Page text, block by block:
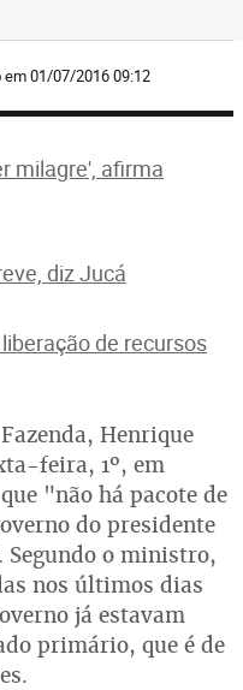
01/07/2016 09:12
milagre', afirma
diz Jucá
de recursos
Henrique
feira, 1º, em
"não há pacote de
do presidente
Segundo o ministro,
nos últimos dias
já estavam
primário, que é de